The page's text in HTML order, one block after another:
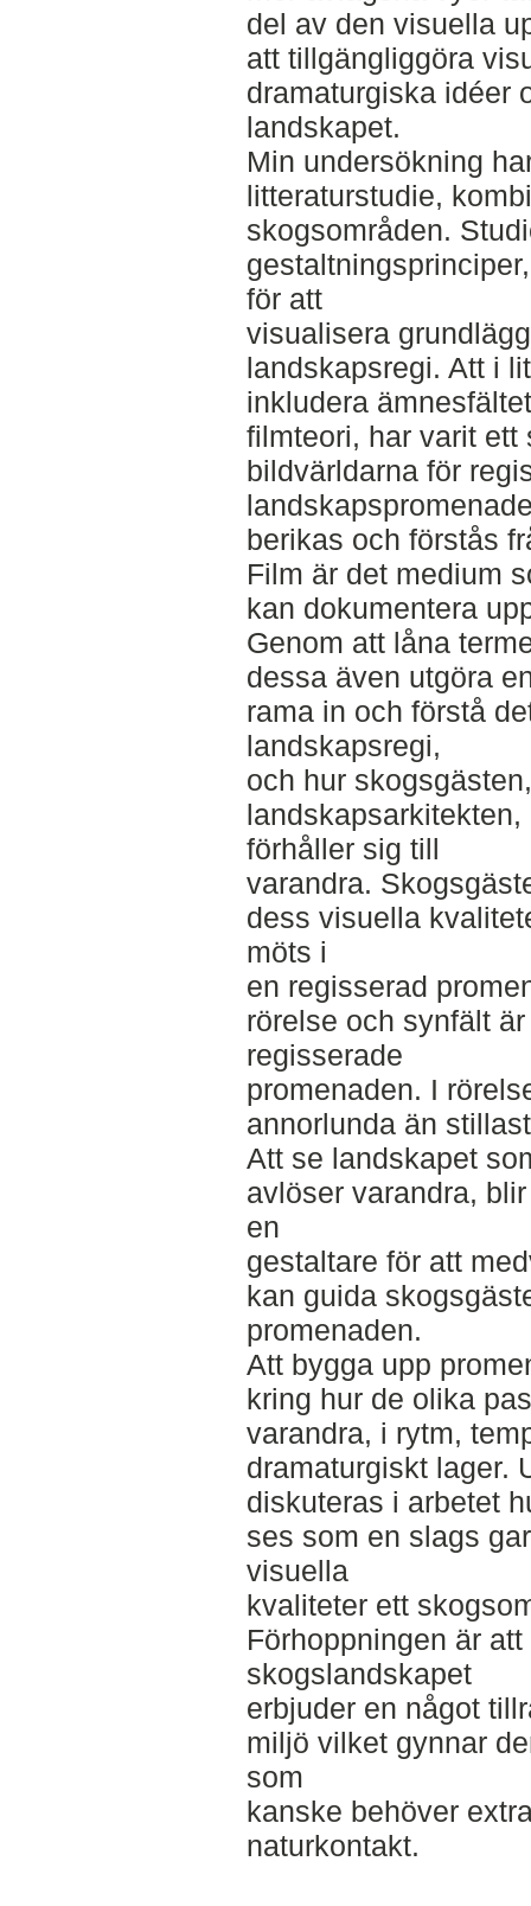
del av den visuella
att tillgängliggöra
dramaturgiska idéer
landskapet.
Min undersökning
litteraturstudie,
skogsområden.
för att
visualisera
landskapsregi. Att i
inkludera ämnesfältet
filmteori, har varit ett
bildvärldarna för
berikas och förstås
Film är det medium
kan dokumentera
Genom att låna
dessa även utgöra
rama in och förstå
landskapsregi,
och hur
förhåller sig till
varandra.
dess visuella
möts i
en regisserad
rörelse och synfält
regisserade
promenaden. I
annorlunda än
Att se landskapet
avlöser varandra,
en
gestaltare för att
kan guida
promenaden.
Att bygga upp
kring hur de olika
varandra, i rytm,
dramaturgiskt lager.
diskuteras i arbetet
ses som en slags
visuella
kvaliteter ett
Förhoppningen är
skogslandskapet
erbjuder en något
miljö vilket gynnar
som
kanske behöver
naturkontakt.